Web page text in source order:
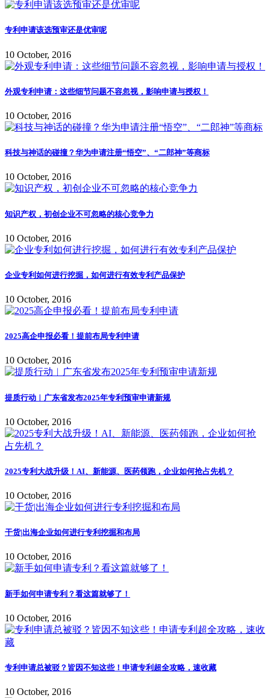
专利申请该选预审还是优审呢
10 October, 2016
外观专利申请：这些细节问题不容忽视，影响申请与授权！
10 October, 2016
科技与神话的碰撞？华为申请注册“悟空”、“二郎神”等商标
10 October, 2016
知识产权，初创企业不可忽略的核心竞争力
10 October, 2016
企业专利如何进行挖掘，如何进行有效专利产品保护
10 October, 2016
2025高企申报必看！提前布局专利申请
10 October, 2016
提质行动︱广东省发布2025年专利预审申请新规
10 October, 2016
2025专利大战升级！AI、新能源、医药领跑，企业如何抢占先机？
10 October, 2016
干货|出海企业如何进行专利挖掘和布局
10 October, 2016
新手如何申请专利？看这篇就够了！
10 October, 2016
专利申请总被驳？皆因不知这些！申请专利超全攻略，速收藏
10 October, 2016